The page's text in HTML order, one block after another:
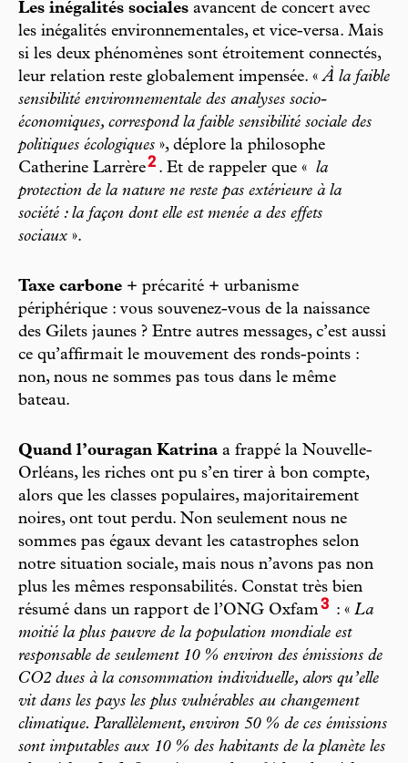
Les inégalités sociales avancent de concert avec
les inégalités environnementales, et vice-versa. Mais
si les deux phénomènes sont étroitement connectés,
leur relation reste globalement impensée. «À la faible
sensibilité environnementale des analyses socio-
économiques, correspond la faible sensibilité sociale des
politiques écologiques », déplore la philosophe
Catherine Larrère2 . Et de rappeler que « la
protection de la nature ne reste pas extérieure à la
société : la façon dont elle est menée a des effets
sociaux ».
Taxe carbone + précarité + urbanisme
périphérique : vous souvenez-vous de la naissance
des Gilets jaunes ? Entre autres messages, c’est aussi
ce qu’affirmait le mouvement des ronds-points :
non, nous ne sommes pas tous dans le même
bateau.
Quand l’ouragan Katrina a frappé la Nouvelle-
Orléans, les riches ont pu s’en tirer à bon compte,
alors que les classes populaires, majoritairement
noires, ont tout perdu. Non seulement nous ne
sommes pas égaux devant les catastrophes selon
notre situation sociale, mais nous n’avons pas non
plus les mêmes responsabilités. Constat très bien
résumé dans un rapport de l’ONG Oxfam3 : « La
moitié la plus pauvre de la population mondiale est
responsable de seulement 10 % environ des émissions de
CO2 dues à la consommation individuelle, alors qu’elle
vit dans les pays les plus vulnérables au changement
climatique. Parallèlement, environ 50 % de ces émissions
sont imputables aux 10 % des habitants de la planète les